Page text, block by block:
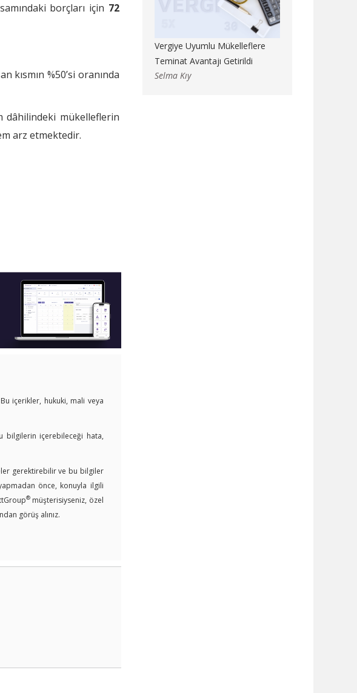
borçları için 72
%50’si oranında
dâhilindeki mükelleflerin
arz etmektedir.
içerikler, hukuki, mali veya
bilgilerin içerebileceği hata,
gerektirebilir ve bu bilgiler
önce, konuyla ilgili
® müşterisiyseniz, özel
görüş alınız.
Vergiye Uyumlu Mükelleflere
Teminat Avantajı Getirildi
Selma Kıy